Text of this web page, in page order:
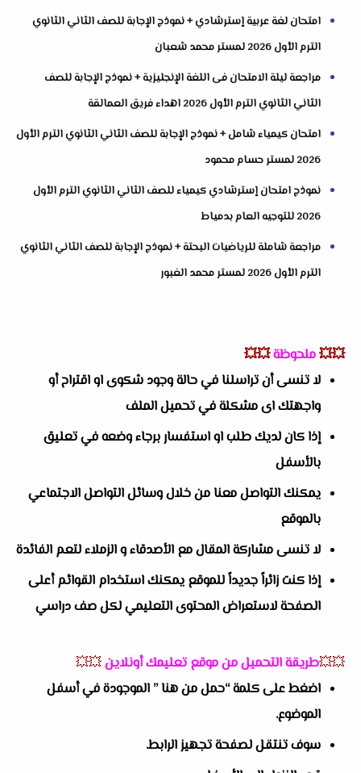
امتحان لغة عربية إسترشادي + نموذج الإجابة للصف الثاني الثانوي
الترم الأول 2026 لمستر محمد شعبان
مراجعة ليلة الامتحان فى اللغة الإنجليزية + نموذج الإجابة للصف
الثاني الثانوي الترم الأول 2026 اهداء فريق العمالقة
امتحان كيمياء شامل + نموذج الإجابة للصف الثاني الثانوي الترم الأول
2026 لمستر حسام محمود
نموذج امتحان إسترشادي كيمياء للصف الثاني الثانوي الترم الأول
2026 للتوجيه العام بدمياط
مراجعة شاملة للرياضيات البحتة + نموذج الإجابة للصف الثاني الثانوي
الترم الأول 2026 لمستر محمد الغبور
💥💥ملحوظة💥💥
لا تنسى أن تراسلنا في حالة وجود شكوى او اقتراح أو
واجهتك اى مشكلة في تحميل الملف
إذا كان لديك طلب او استفسار برجاء وضعه في تعليق
بالأسفل
يمكنك التواصل معنا من خلال وسائل التواصل الاجتماعي
بالموقع
لا تنسى مشاركة المقال مع الأصدقاء و الزملاء لتعم الفائدة
إذا كنت زائراً جديداً للموقع يمكنك استخدام القوائم أعلى
الصفحة لاستعراض المحتوى التعليمي لكل صف دراسي
💥💥طريقة التحميل من موقع تعليمك أونلاين💥💥
اضغط على كلمة “حمل من هنا ” الموجودة في أسفل
الموضوع.
سوف تنتقل لصفحة تجهيز الرابط.